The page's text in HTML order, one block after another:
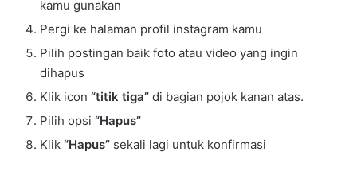
kamu gunakan
Pergi ke halaman profil instagram kamu
Pilih postingan baik foto atau video yang ingin
dihapus
Klik icon “titik tiga” di bagian pojok kanan atas.
Pilih opsi “Hapus”
Klik “Hapus” sekali lagi untuk konfirmasi